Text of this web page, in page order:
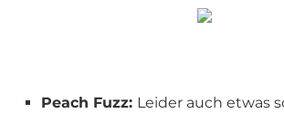
Peach Fuzz: Leider auch etwas